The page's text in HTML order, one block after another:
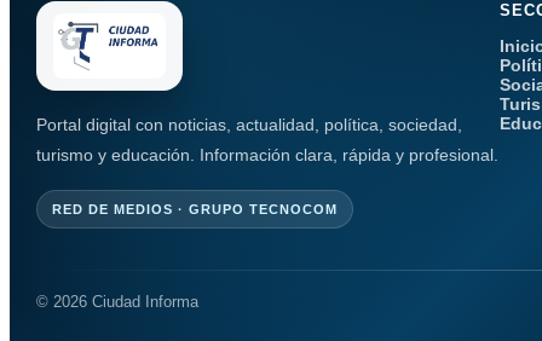
Portal digital con noticias, actualidad, política, sociedad,
turismo y educación. Información clara, rápida y profesional.
RED DE MEDIOS · GRUPO TECNOCOM
© 2026 Ciudad Informa